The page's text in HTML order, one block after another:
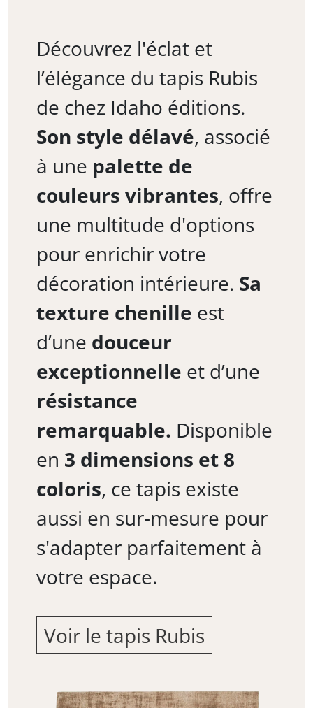
Découvrez l'éclat et
l’élégance du tapis Rubis
de chez Idaho éditions.
Son style délavé, associé
à une palette de
couleurs vibrantes, offre
une multitude d'options
pour enrichir votre
décoration intérieure. Sa
texture chenille est
d’une douceur
exceptionnelle et d’une
résistance
remarquable. Disponible
en 3 dimensions et 8
coloris, ce tapis existe
aussi en sur-mesure pour
s'adapter parfaitement à
votre espace.
Voir le tapis Rubis